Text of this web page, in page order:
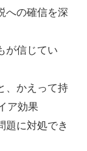
への確信を深
が信じてい
、かえって持
ア効果
題に対処でき